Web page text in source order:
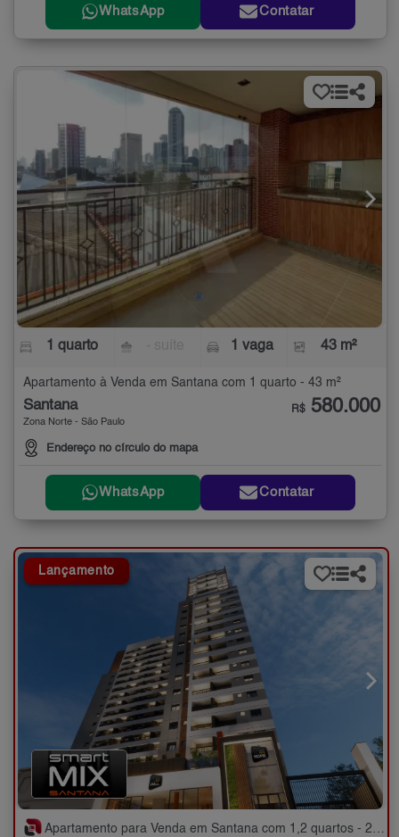
WhatsApp Contatar
1 quarto 1 vaga 43 m²
Apartamento à Venda em Santana com 1 quarto - 43 m²
Santana
Zona Norte - São Paulo
Endereço no círculo do mapa
R$ 580.000
WhatsApp Contatar
Lançamento
Apartamento para Venda em Santana com 1,2 quartos - 27 a 49 m²